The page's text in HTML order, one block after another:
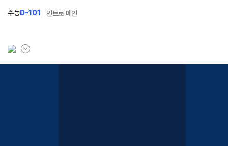
수능D-101 인트로 메인